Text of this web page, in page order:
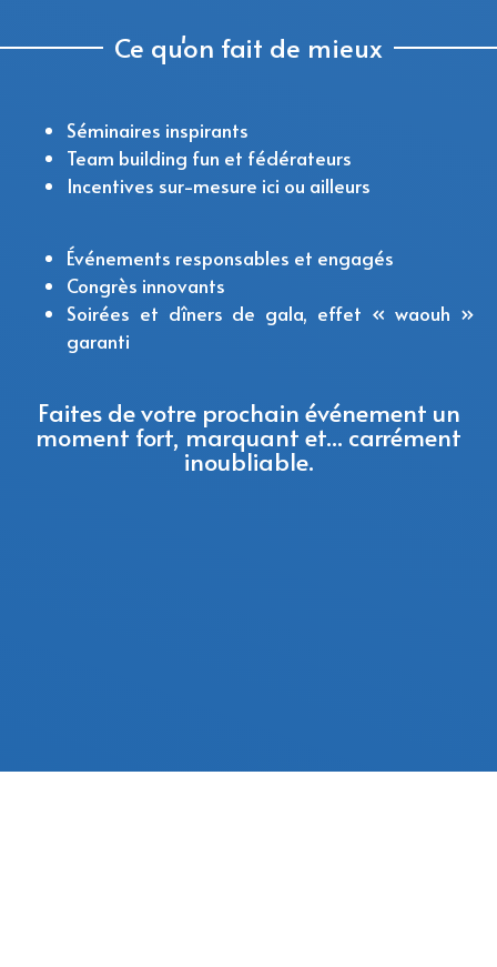
Ce qu'on fait de mieux
Séminaires inspirants
Team building fun et fédérateurs
Incentives sur-mesure ici ou ailleurs
Événements responsables et engagés
Congrès innovants
Soirées et dîners de gala, effet « waouh »
garanti
Faites de votre prochain événement un
moment fort, marquant et... carrément
inoubliable.